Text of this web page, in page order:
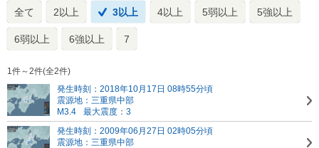
全て 2以上 3以上 4以上 5弱以上 5強以上
6弱以上 6強以上 7
1件～2件(全2件)
発生時刻：2018年10月17日 08時55分頃
震源地：三重県中部
M3.4
最大震度：3
発生時刻：2009年06月27日 02時05分頃
震源地：三重県中部